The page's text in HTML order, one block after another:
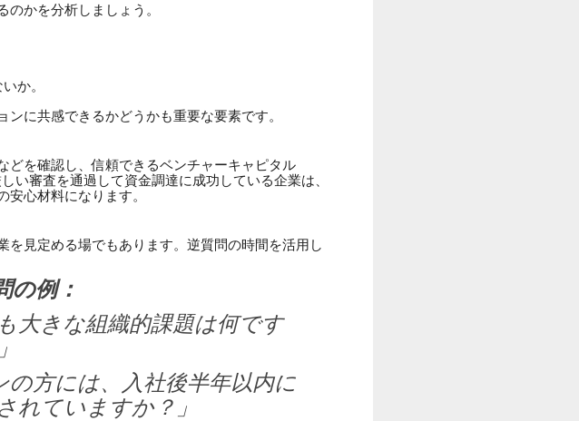
かを分析しましょう。
か。
に共感できるかどうかも重要な要素です。
どを確認し、信頼できるベンチャーキャピタル
い審査を通過して資金調達に成功している企業は、
心材料になります。
見定める場でもあります。逆質問の時間を活用し
の例：
大きな組織的課題は何です
の方には、入社後半年以内に
れていますか？」